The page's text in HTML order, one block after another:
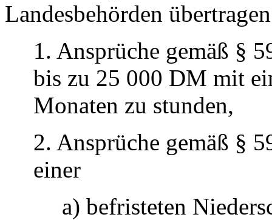
Landesbehörden
1. Ansprüche gemäß §
bis zu 25 000 DM mit
Monaten zu stunden,
2. Ansprüche gemäß §
einer
a) befristeten